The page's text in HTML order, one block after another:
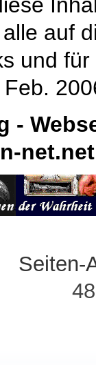
auf
und
Feb.
-
net.net
Seiten-